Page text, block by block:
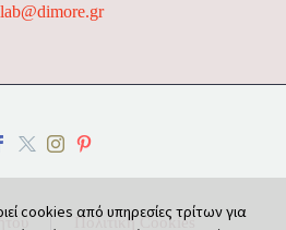
Πολιτική Cookies
cookies από υπηρεσίες τρίτων για